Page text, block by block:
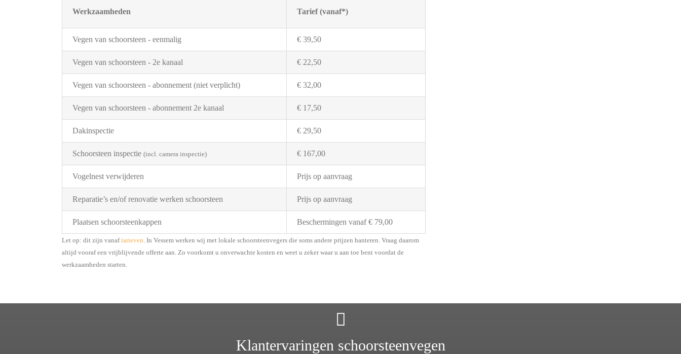
Werkzaamheden Tarief (vanaf*)
Vegen van schoorsteen - eenmalig € 39,50
Vegen van schoorsteen - 2e kanaal € 22,50
Vegen van schoorsteen - abonnement (niet verplicht) € 32,00
Vegen van schoorsteen - abonnement 2e kanaal € 17,50
Dakinspectie € 29,50
Schoorsteen inspectie (incl. camera inspectie) € 167,00
Vogelnest verwijderen Prijs op aanvraag
Reparatie’s en/of renovatie werken schoorsteen Prijs op aanvraag
Plaatsen schoorsteenkappen Beschermingen vanaf € 79,00
Let op: dit zijn vanaftarieven . In Vessem werken wij met lokale schoorsteenvegers die soms andere prijzen hanteren. Vraag daarom
altijd vooraf een vrijblijvende offerte aan. Zo voorkomt u onverwachte kosten en weet u zeker waar u aan toe bent voordat de
werkzaamheden starten.
Klantervaringen schoorsteenvegen